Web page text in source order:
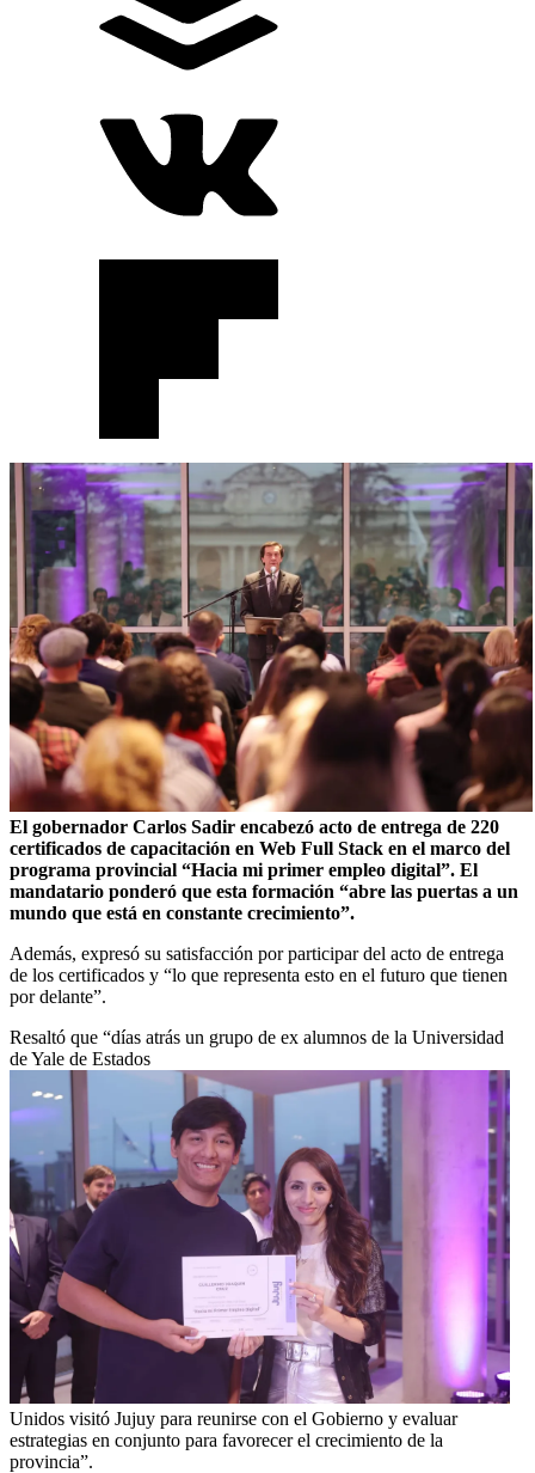
El gobernador Carlos Sadir encabezó acto de entrega de 220
certificados de capacitación en Web Full Stack en el marco del
programa provincial “Hacia mi primer empleo digital”. El
mandatario ponderó que esta formación “abre las puertas a un
mundo que está en constante crecimiento”.
Además, expresó su satisfacción por participar del acto de entrega
de los certificados y “lo que representa esto en el futuro que tienen
por delante”.
Resaltó que “días atrás un grupo de ex alumnos de la Universidad
de Yale de Estados
Unidos visitó Jujuy para reunirse con el Gobierno y evaluar
estrategias en conjunto para favorecer el crecimiento de la
provincia”.